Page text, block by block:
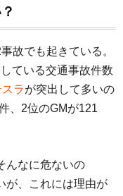
故でも起きている。
ている交通事故件数
スラが突出して多いの
、2位のGMが121
んなに危ないの
、これには理由が